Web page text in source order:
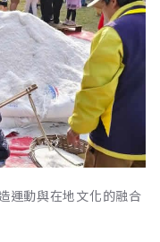
運動與在地文化的融合